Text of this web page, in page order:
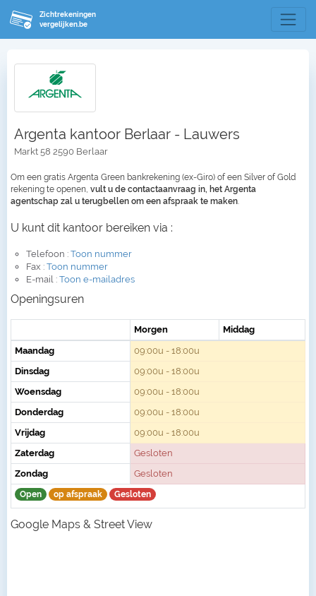
Zichtrekeningen
vergelijken.be
Argenta kantoor Berlaar - Lauwers
Markt 58 2590 Berlaar
Om een gratis Argenta Green bankrekening (ex-Giro) of een Silver of Gold
rekening te openen, vult u de contactaanvraag in, het Argenta
agentschap zal u terugbellen om een afspraak te maken
U kunt dit kantoor bereiken via :
Telefoon : Toon nummer
Fax : Toon nummer
E-mail : Toon e-mailadres
Openingsuren
Morgen
Middag
Maandag
09:00u - 18:00u
Dinsdag
09:00u - 18:00u
Woensdag
09:00u - 18:00u
Donderdag
09:00u - 18:00u
Vrijdag
09:00u - 18:00u
Zaterdag
Gesloten
Zondag
Gesloten
Open op afspraak Gesloten
Google Maps & Street View